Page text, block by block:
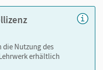
als E-Book mit
die Nutzung des
erhältlich